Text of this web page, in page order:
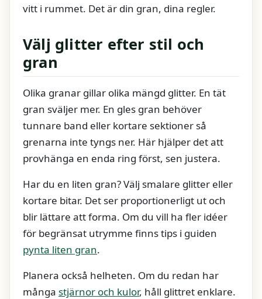
vitt i rummet. Det är din gran, dina regler.
Välj glitter efter stil och
gran
Olika granar gillar olika mängd glitter. En tät
gran sväljer mer. En gles gran behöver
tunnare band eller kortare sektioner så
grenarna inte tyngs ner. Här hjälper det att
provhänga en enda ring först, sen justera.
Har du en liten gran? Välj smalare glitter eller
kortare bitar. Det ser proportionerligt ut och
blir lättare att forma. Om du vill ha fler idéer
för begränsat utrymme finns tips i guiden
pynta liten gran.
Planera också helheten. Om du redan har
många stjärnor och kulor, håll glittret enklare.